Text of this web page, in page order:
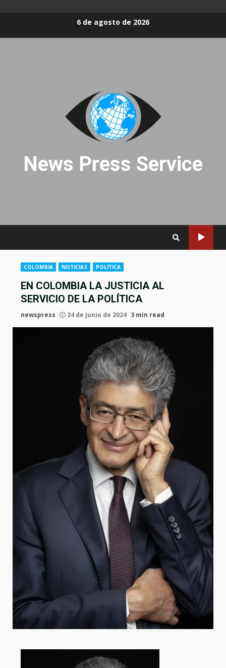
6 de agosto de 2026
News Press Service
COLOMBIA NOTICIAS POLÍTICA
EN COLOMBIA LA JUSTICIA AL
SERVICIO DE LA POLÍTICA
newspress 24 de junio de 2024 3 min read